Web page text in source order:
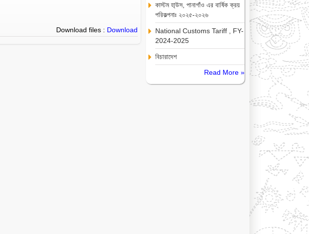
Download files : Download
কাস্টম হা্উস, পানাগাঁও এর বার্ষিক ক্রয়
পরিকল্পনাঃ ২০২৫-২০২৬
National Customs Tariff , FY-
2024-2025
বিচারাদেশ
Read More »